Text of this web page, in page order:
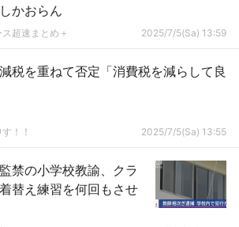
かおらん
超速まとめ＋ 2025/7/5(Sa) 13:59
税を重ねて否定「消費税を減らして良
！！ 2025/7/5(Sa) 13:55
禁の小学校教諭、クラ
替え練習を何回もさせ